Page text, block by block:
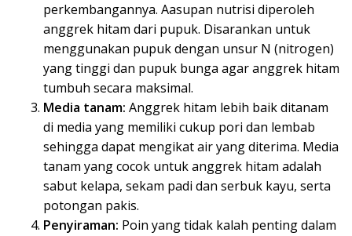
perkembangannya. Aasupan nutrisi diperoleh
anggrek hitam dari pupuk. Disarankan untuk
menggunakan pupuk dengan unsur N (nitrogen)
yang tinggi dan pupuk bunga agar anggrek hitam
tumbuh secara maksimal.
Media tanam: Anggrek hitam lebih baik ditanam
di media yang memiliki cukup pori dan lembab
sehingga dapat mengikat air yang diterima. Media
tanam yang cocok untuk anggrek hitam adalah
sabut kelapa, sekam padi dan serbuk kayu, serta
potongan pakis.
Penyiraman: Poin yang tidak kalah penting dalam